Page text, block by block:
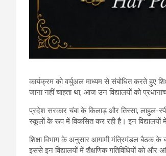
कार्यक्रम को वर्चुअल माध्यम से संबोधित करते हुए
जाना नहीं चाहता था, आज उन विद्यालयों को
प्रदेश सरकार चंबा के किलाड़ और तिस्सा, लाहुल-
स्कूलों के रूप में विकसित कर रही है। इन विद्यालयों
शिक्षा विभाग के अनुसार आगामी मंत्रिमंडल बैठक के
इससे इन विद्यालयों में शैक्षणिक गतिविधियों को